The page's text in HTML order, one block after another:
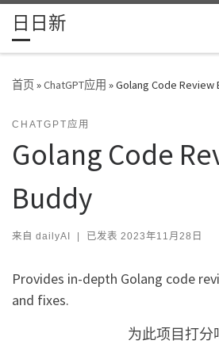
Skip to content
日日新
首页»ChatGPT应用 »Golang Code Review
CHATGPT应用
Golang Code
Buddy
来自 dailyAI | 已发表 2023年11月28日
Provides in-depth Golang code
and fixes.
为此项目打分